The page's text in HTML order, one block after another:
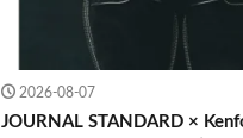
2026-08-07
JOURNAL STANDARD ×